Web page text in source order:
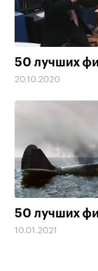
50 лучших
20.10.2020
50 лучших
10.01.2021